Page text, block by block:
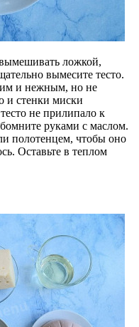
вымешивать ложкой,
вымесите тесто.
и нежным, но не
и стенки миски
не прилипало к
руками с маслом.
полотенцем, чтобы оно
Оставьте в теплом